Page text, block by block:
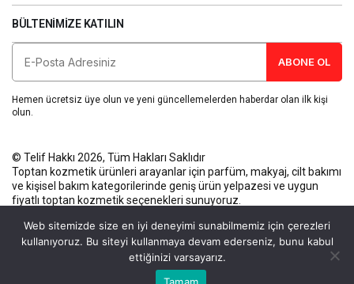
Bu web sitesinde en iyi deneyimi yaşamanızı sağlamak için
BÜLTENIMIZE KATILIN
ABONE OL
Hemen ücretsiz üye olun ve yeni güncellemelerden haberdar olan ilk kişi
olun.
© Telif Hakkı 2026, Tüm Hakları Saklıdır
Toptan kozmetik ürünleri arayanlar için parfüm, makyaj, cilt bakımı
ve kişisel bakım kategorilerinde geniş ürün yelpazesi ve uygun
fiyatlı toptan kozmetik seçenekleri sunuyoruz.
Web sitemizde size en iyi deneyimi sunabilmemiz için çerezleri
kullanıyoruz. Bu siteyi kullanmaya devam ederseniz, bunu kabul
ettiğinizi varsayarız.
Tamam